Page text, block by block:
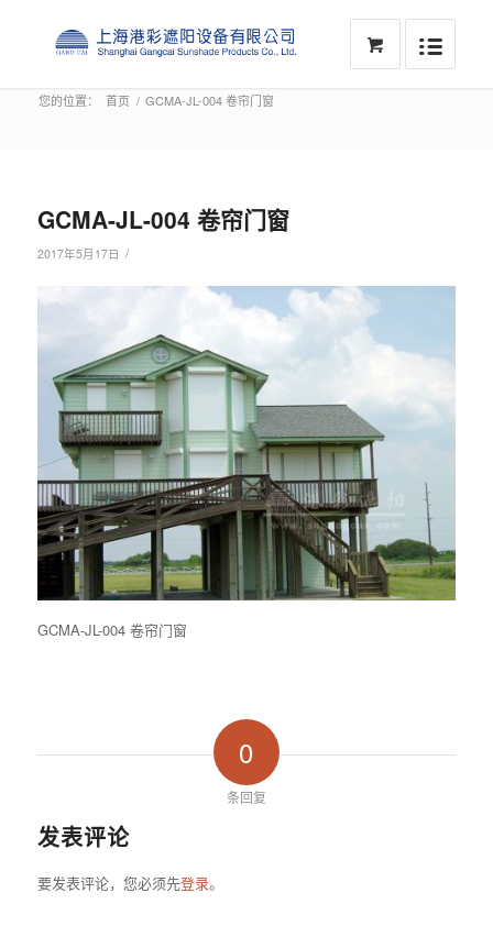
您的位置： 首页 / GCMA-JL-004 卷帘门窗
GCMA-JL-004 卷帘门窗
2017年5月17日 /
GCMA-JL-004 卷帘门窗
0
条回复
发表评论
要发表评论，您必须先登录。